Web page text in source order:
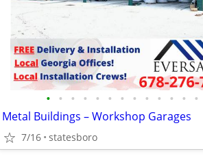
• • • • • • • • • • • • •
Metal Buildings – Workshop Garages
7/16 statesboro